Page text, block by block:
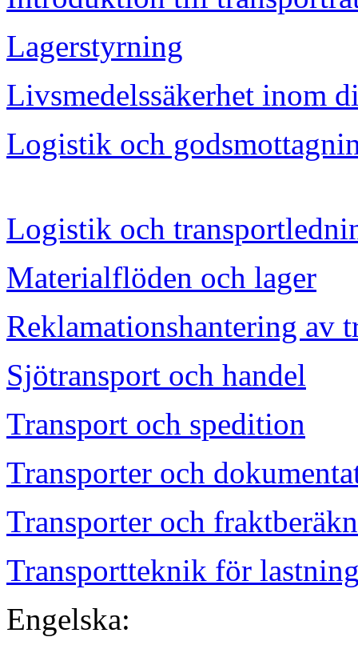
Lagerstyrning
Livsmedelssäkerhet inom
Logistik och
Logistik och
Materialflöden och lager
Reklamationshantering av
Sjötransport och handel
Transport och spedition
Transporter och
Transporter och
Transportteknik för
Engelska: